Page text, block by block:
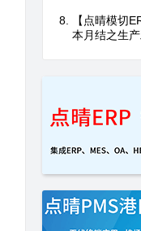
【点晴模切
本月结之生